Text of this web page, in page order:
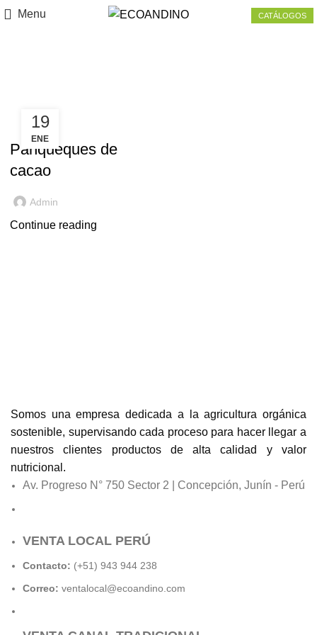
Menu CATÁLOGOS
19
ENE
CACAO
Panqueques de
cacao
Admin
Continue reading
Somos una empresa dedicada a la agricultura orgánica
sostenible, supervisando cada proceso para hacer llegar a
nuestros clientes productos de alta calidad y valor
nutricional.
Av. Progreso N° 750 Sector 2 | Concepción, Junín - Perú
VENTA LOCAL PERÚ
Contacto: (+51) 943 944 238
Correo: ventalocal@ecoandino.com